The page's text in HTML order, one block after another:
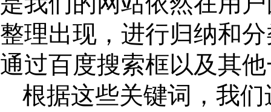
整理出现，进行归纳和
通过百度搜索框以及其
根据这些关键词，我